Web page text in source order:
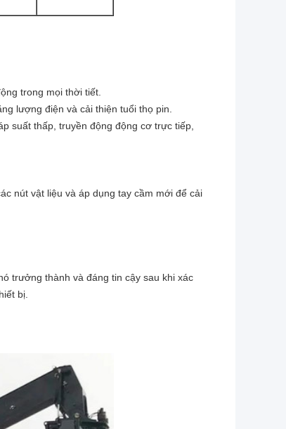
trong mọi thời tiết.
lượng điện và cải thiện tuổi thọ pin.
suất thấp, truyền động động cơ trực tiếp,
nút vật liệu và áp dụng tay cầm mới để cải
trưởng thành và đáng tin cậy sau khi xác
bị.